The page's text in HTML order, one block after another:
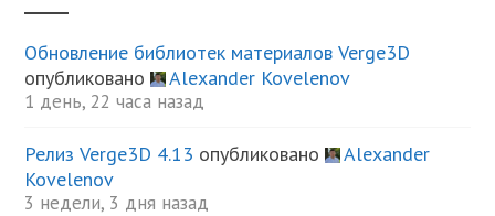
Обновление библиотек материалов Verge3D
опубликовано
Alexander Kovelenov
1 день, 22 часа назад
Релиз Verge3D 4.13 опубликовано
Alexander
Kovelenov
3 недели, 3 дня назад